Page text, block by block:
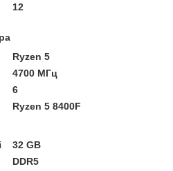
12
Ryzen 5
4700 МГц
6
Ryzen 5 8400F
32 GB
DDR5